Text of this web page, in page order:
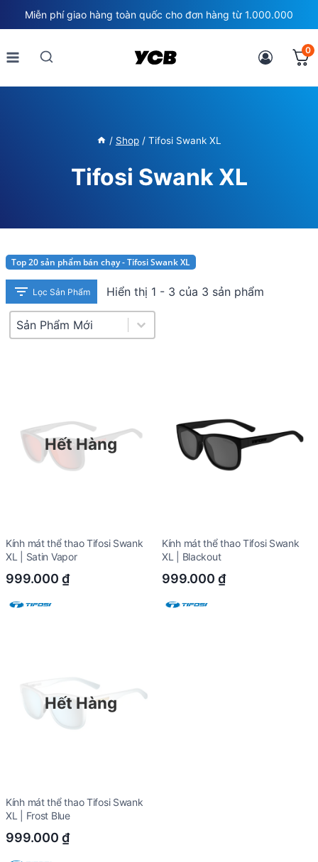
to
content
Miễn phí giao hàng toàn quốc cho đơn hàng từ 1.000.000
0
/ Shop / Tifosi Swank XL
Tifosi Swank XL
Top 20 sản phẩm bán chạy - Tifosi Swank XL
Lọc Sản Phẩm Hiển thị 1 - 3 của 3 sản phẩm
Product Sort
Sort content
Hết Hàng
Kính mát thể thao Tifosi Swank
XL | Satin Vapor
999.000 ₫
Kính mát thể thao Tifosi Swank
XL | Blackout
999.000 ₫
Hết Hàng
Kính mát thể thao Tifosi Swank
XL | Frost Blue
999.000 ₫